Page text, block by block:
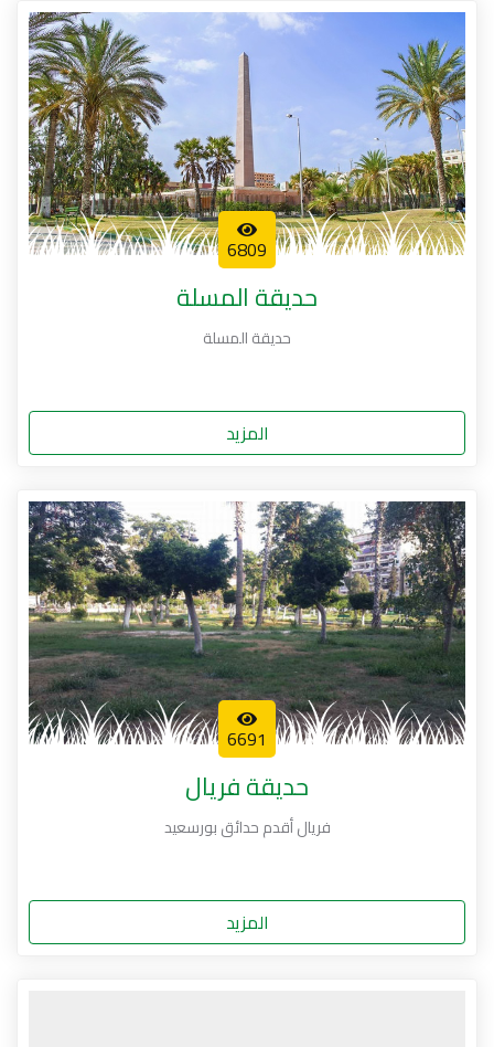
6809
حديقة المسلة
حديقة المسلة
المزيد
6691
حديقة فريال
فريال أقدم حدائق بورسعيد
المزيد